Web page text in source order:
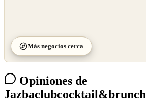
Más negocios cerca
Opiniones de
Jazbaclubcocktail&brunch